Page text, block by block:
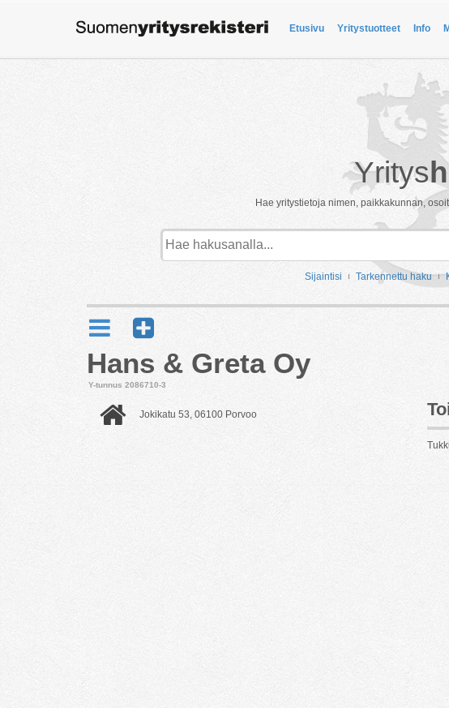
Etusivu Yritystuotteet Info
Yritys
Hae yritystietoja nimen, paikkakunnan,
Sijaintisi Tarkennettu haku
Hans & Greta Oy
Y-tunnus 2086710-3
Jokikatu 53, 06100 Porvoo